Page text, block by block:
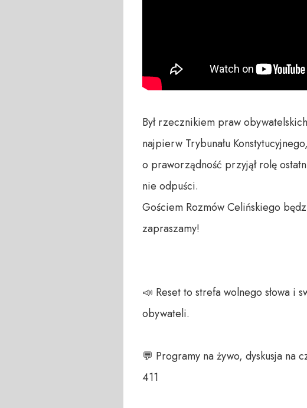
Był rzecznikiem praw
najpierw Trybunału
o praworządność przyjął rolę
nie odpuści.
Gościem Rozmów Celińskiego
zapraszamy!
📣 Reset to strefa wolnego słowa
obywateli.
💬 Programy na żywo, dyskusja na
411